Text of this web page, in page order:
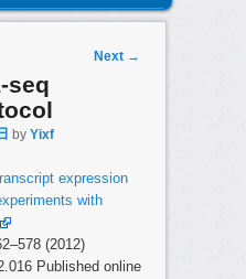
Next →
seq
by Yixf
expression
with
(2012)
Published online